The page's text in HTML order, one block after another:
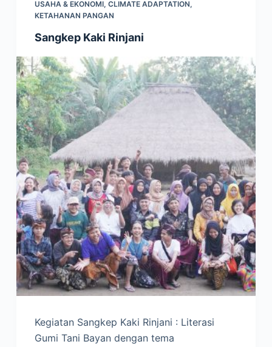
USAHA & EKONOMI, CLIMATE ADAPTATION,
KETAHANAN PANGAN
Sangkep Kaki Rinjani
Kegiatan Sangkep Kaki Rinjani : Literasi
Gumi Tani Bayan dengan tema